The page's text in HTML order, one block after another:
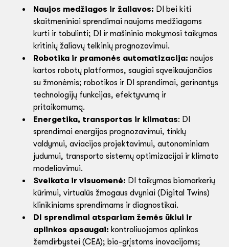
Naujos medžiagos ir žaliavos: DI bei kiti
skaitmeniniai sprendimai naujoms medžiagoms
kurti ir tobulinti; DI ir mašininio mokymosi taikymas
kritinių žaliavų telkinių prognozavimui.
Robotika ir pramonės automatizacija: naujos
kartos robotų platformos, saugiai sąveikaujančios
su žmonėmis; robotikos ir DI sprendimai, gerinantys
technologijų funkcijas, efektyvumą ir
pritaikomumą.
Energetika, transportas ir klimatas: DI
sprendimai energijos prognozavimui, tinklų
valdymui, aviacijos projektavimui, autonominiam
judumui, transporto sistemų optimizacijai ir klimato
modeliavimui.
Sveikata ir visuomenė: DI taikymas biomarkerių
kūrimui, virtualūs žmogaus dvyniai (Digital Twins)
klinikiniams sprendimams ir diagnostikai.
DI sprendimai atspariam žemės ūkiui ir
aplinkos apsaugai: kontroliuojamos aplinkos
žemdirbystei (CEA); bio-grįstoms inovacijoms;